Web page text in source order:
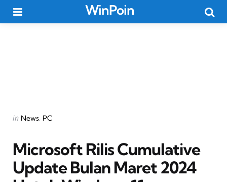
WinPoin
Categories
Posted
in News PC
Microsoft Rilis Cumulative
Update Bulan Maret 2024